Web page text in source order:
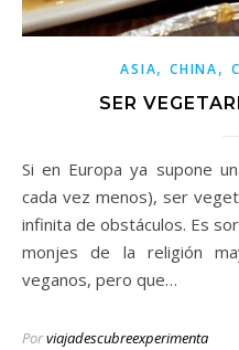
ASIA,CHINA,
SER
Si en Europa ya supone una aventura (afortunadamente,
cada vez menos), ser
infinita de obstáculos. Es
monjes de la religión
veganos, pero que…
Porviajadescubreexperimenta